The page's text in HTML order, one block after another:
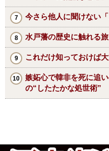
今さら他人に聞けない
水戸藩の歴史に触れる旅
これだけ知っておけば
嫉妬心で韓非を死に追
の“したたかな処世術”